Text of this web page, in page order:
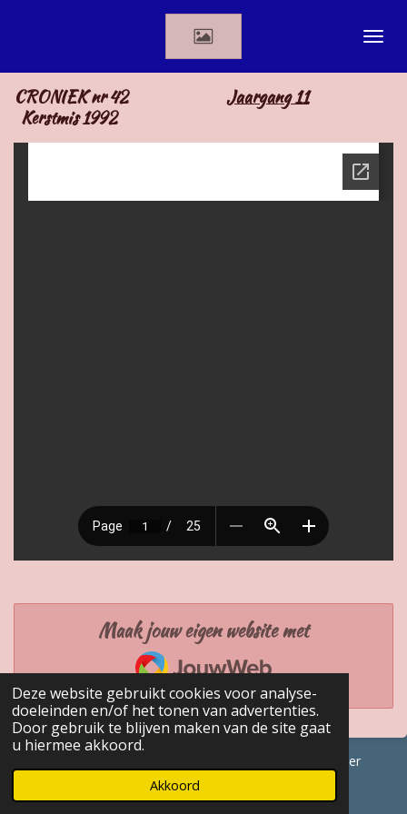
Deze website gebruikt cookies voor analyse-
doeleinden en/of het tonen van advertenties.
Door gebruik te blijven maken van de site gaat
u hiermee akkoord.
Akkoord
de
hoofdinhoud
CRONIEK nr 42 Jaargang 11
Kerstmis 1992
Maak jouw eigen website met
JouwWeb
© 2017 - 2026 GENEALOGISCHE Bijdragen Marc Van Acker